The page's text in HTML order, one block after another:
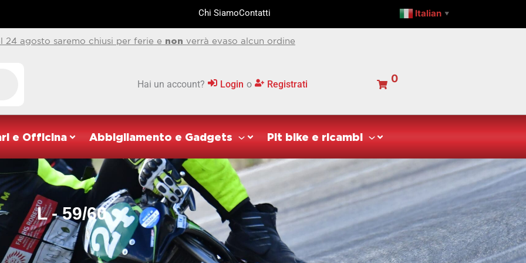
Chi SiamoContatti Italian ▼
24 agosto saremo chiusi per ferie e non verrà evaso alcun ordine
Hai un account? Login o Registrati 0
e Officina Abbigliamento e Gadgets Pit bike e ricambi
L - 59/60